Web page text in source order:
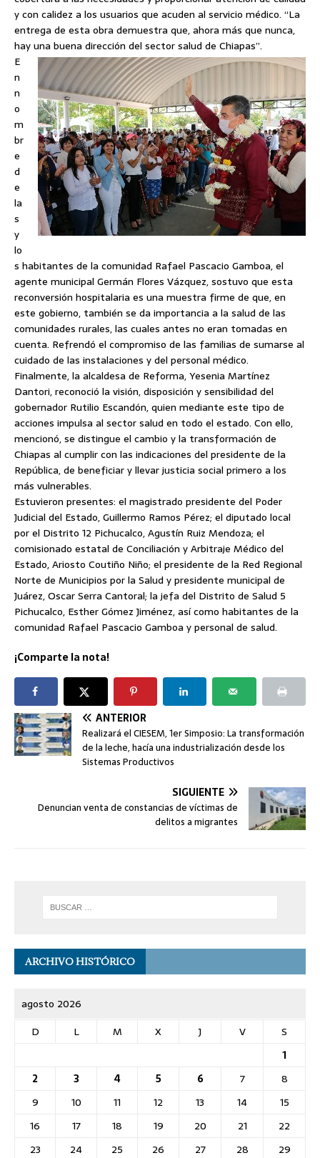
y con calidez a los usuarios que acuden al servicio médico. “La
entrega de esta obra demuestra que, ahora más que nunca,
hay una buena dirección del sector salud de Chiapas”.
E
n
n
o
m
br
e
d
e
la
s
y
lo
s habitantes de la comunidad Rafael Pascacio Gamboa, el
agente municipal Germán Flores Vázquez, sostuvo que esta
reconversión hospitalaria es una muestra firme de que, en
este gobierno, también se da importancia a la salud de las
comunidades rurales, las cuales antes no eran tomadas en
cuenta. Refrendó el compromiso de las familias de sumarse al
cuidado de las instalaciones y del personal médico.
Finalmente, la alcaldesa de Reforma, Yesenia Martínez
Dantori, reconoció la visión, disposición y sensibilidad del
gobernador Rutilio Escandón, quien mediante este tipo de
acciones impulsa al sector salud en todo el estado. Con ello,
mencionó, se distingue el cambio y la transformación de
Chiapas al cumplir con las indicaciones del presidente de la
República, de beneficiar y llevar justicia social primero a los
más vulnerables.
Estuvieron presentes: el magistrado presidente del Poder
Judicial del Estado, Guillermo Ramos Pérez; el diputado local
por el Distrito 12 Pichucalco, Agustín Ruiz Mendoza; el
comisionado estatal de Conciliación y Arbitraje Médico del
Estado, Ariosto Coutiño Niño; el presidente de la Red Regional
Norte de Municipios por la Salud y presidente municipal de
Juárez, Oscar Serra Cantoral; la jefa del Distrito de Salud 5
Pichucalco, Esther Gómez Jiménez, así como habitantes de la
comunidad Rafael Pascacio Gamboa y personal de salud.
¡Comparte la nota!
ANTERIOR
Realizará el CIESEM, 1er Simposio: La transformación
de la leche, hacía una industrialización desde los
Sistemas Productivos
SIGUIENTE
Denuncian venta de constancias de víctimas de
delitos a migrantes
ARCHIVO HISTÓRICO
agosto 2026
D
L M X J V
S
1
2
3 4 5 6 7
8
9
10 11 12 13 14
15
16
17 18 19 20 21
22
23
24 25 26 27 28
29